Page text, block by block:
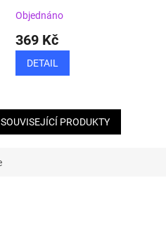
Objednáno
369 Kč
DETAIL
PRODUKTY